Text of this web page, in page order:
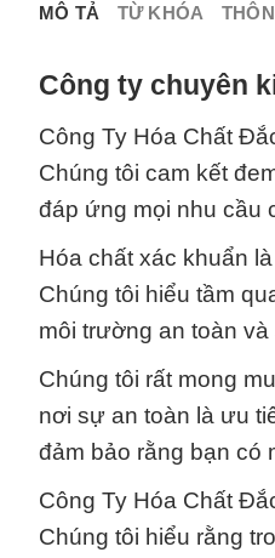
MÔ TẢ TỪ KHÓA
Công ty chuyên
Công Ty Hóa Chất
Chúng tôi cam kết
đáp ứng mọi nhu cầu
Hóa chất xác khuẩn
Chúng tôi hiểu tầm
môi trường an toàn và
Chúng tôi rất mong
nơi sự an toàn là ưu
đảm bảo rằng bạn có
Công Ty Hóa Chất
Chúng tôi hiểu rằng